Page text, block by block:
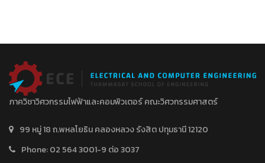
ภาควิชาวิศวกรรมไฟฟ้าและคอมพิวเตอร์ คณะวิศวกรรมศาสตร์
99 หมู่ 18 ถ.พหลโยธิน คลองหลวง รังสิต ปทุมธานี 12120
Phone: 02 564 3001-9 ต่อ 3037